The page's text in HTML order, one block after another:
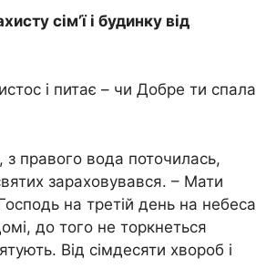
сім’ї і будинку від
і питає – чи Добре ти спала
правого вода поточилась,
зараховувався. – Мати
на третій день на небеса
до того не торкнеться
Від сімдесяти хвoроб і